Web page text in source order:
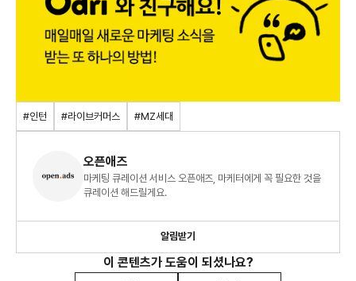
#인턴 #라이브커머스 #MZ세대
오픈애즈
마케팅 큐레이션 서비스 오픈애즈, 마케터에게 꼭 필요한 것을
큐레이션 해드릴게요.
알림받기
이 콘텐츠가 도움이 되셨나요?